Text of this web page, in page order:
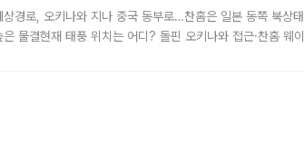
상경로, 오키나와 지나 중국 동부로…찬홈은 일본 동쪽 북상
물결현재 태풍 위치는 어디? 돌핀 오키나와 접근·찬홈 웨